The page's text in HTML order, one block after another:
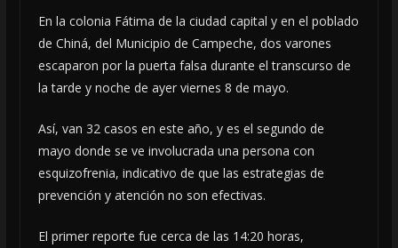
En la colonia Fátima de la ciudad capital y en el poblado
de Chiná, del Municipio de Campeche, dos varones
escaparon por la puerta falsa durante el transcurso de
la tarde y noche de ayer viernes 8 de mayo.
Así, van 32 casos en este año, y es el segundo de
mayo donde se ve involucrada una persona con
esquizofrenia, indicativo de que las estrategias de
prevención y atención no son efectivas.
El primer reporte fue cerca de las 14:20 horas,